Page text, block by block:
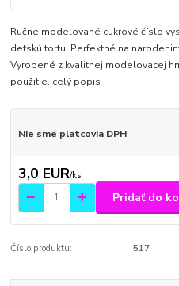
Ručne modelované cukrové číslo
detskú tortu. Perfektné na
Vyrobené z kvalitnej modelovacej
použitie. celý popis
Nie sme platcovia DPH
3,0 EUR/ks
Pridať do
Číslo produktu: 517